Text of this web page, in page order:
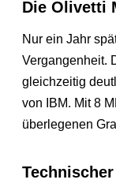
Die Olivetti
Nur ein Jahr
Vergangenheit.
gleichzeitig
von IBM. Mit 8
überlegenen